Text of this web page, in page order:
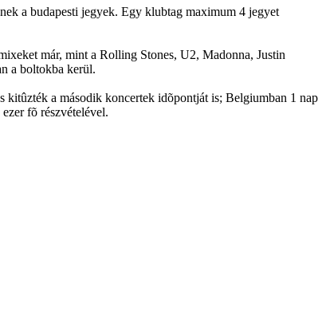
a budapesti jegyek. Egy klubtag maximum 4 jegyet
már, mint a Rolling Stones, U2, Madonna, Justin
a boltokba kerül.
kitûzték a második koncertek idõpontját is; Belgiumban 1 nap
fõ részvételével.